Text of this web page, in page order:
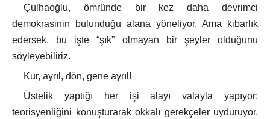
Çulhaoğlu, ömründe bir kez daha devrimci
demokrasinin bulunduğu alana yöneliyor. Ama kibarlık
edersek, bu işte “şık” olmayan bir şeyler olduğunu
söyleyebiliriz.
Kur, ayrıl, dön, gene ayrıl!
Üstelik yaptığı her işi alayı valayla yapıyor;
teorisyenliğini konuşturarak okkalı gerekçeler uyduruyor.